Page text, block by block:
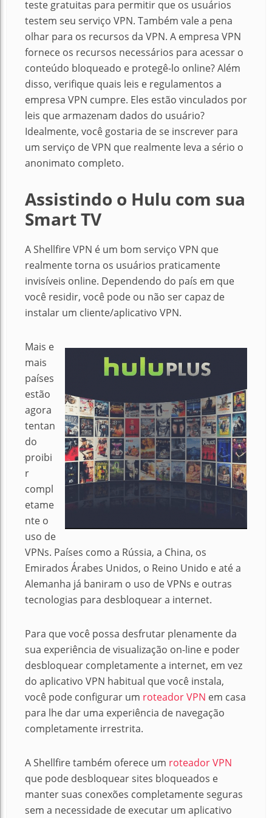
teste gratuitas para permitir que os usuários
testem seu serviço VPN. Também vale a pena
olhar para os recursos da VPN. A empresa VPN
fornece os recursos necessários para acessar o
conteúdo bloqueado e protegê-lo online?Além
disso, verifique quais leis e regulamentos a
empresa VPN cumpre. Eles estão vinculados por
leis que armazenam dados do usuário?
Idealmente, você gostaria de se inscrever para
um serviço de VPN que realmente leva a sério o
anonimato completo.
Assistindo o Hulu com sua
Smart TV
A Shellfire VPN é um bom serviço VPN que
realmente torna os usuários praticamente
invisíveis online. Dependendo do país em que
você residir, você pode ou não ser capaz de
instalar um cliente/aplicativo VPN.
Mais e
mais
países
estão
agora
tentan
do
proibi
r
compl
etame
nte o
uso de
VPNs. Países como a Rússia, a China, os
Emirados Árabes Unidos, o Reino Unido e até a
Alemanha já baniram o uso de VPNs e outras
tecnologias para desbloquear a internet.
Para que você possa desfrutar plenamente da
sua experiência de visualização on-line e poder
desbloquear completamente a internet, em vez
do aplicativo VPN habitual que você instala,
você pode configurar um roteador VPN em casa
para lhe dar uma experiência de navegação
completamente irrestrita.
A Shellfire também oferece um roteador VPN
que pode desbloquear sites bloqueados e
manter suas conexões completamente seguras
sem a necessidade de executar um aplicativo